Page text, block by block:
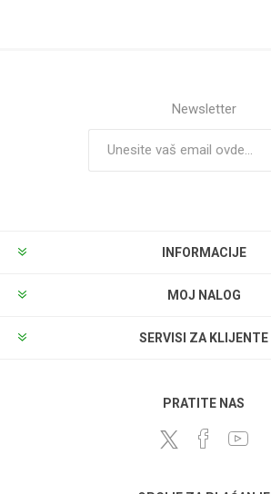
Newsletter
INFORMACIJE
MOJ NALOG
SERVISI ZA KLIJENTE
PRATITE NAS